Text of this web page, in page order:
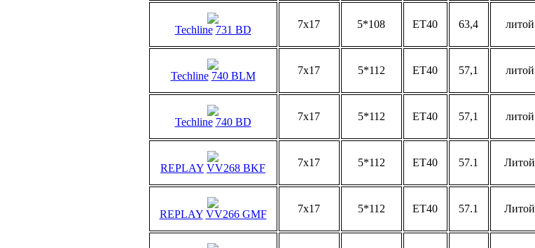
Techline 731 BD 7x17 5*108 ET40 63,4 литой
Techline 740 BLM 7x17 5*112 ET40 57,1 литой
Techline 740 BD 7x17 5*112 ET40 57,1 литой
REPLAY VV268 BKF 7x17 5*112 ET40 57.1 Литой
REPLAY VV266 GMF 7x17 5*112 ET40 57.1 Литой